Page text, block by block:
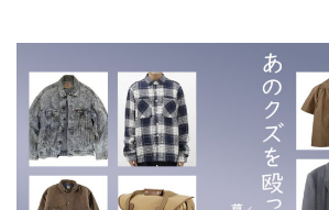
・若草物語 ・腕時計